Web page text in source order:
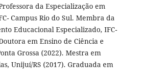
da Especialização em
Campus Rio do Sul. Membra da
Educacional Especializado, IFC-
em Ensino de Ciência e
Grossa (2022). Mestra em
Unijuí/RS (2017). Graduada em